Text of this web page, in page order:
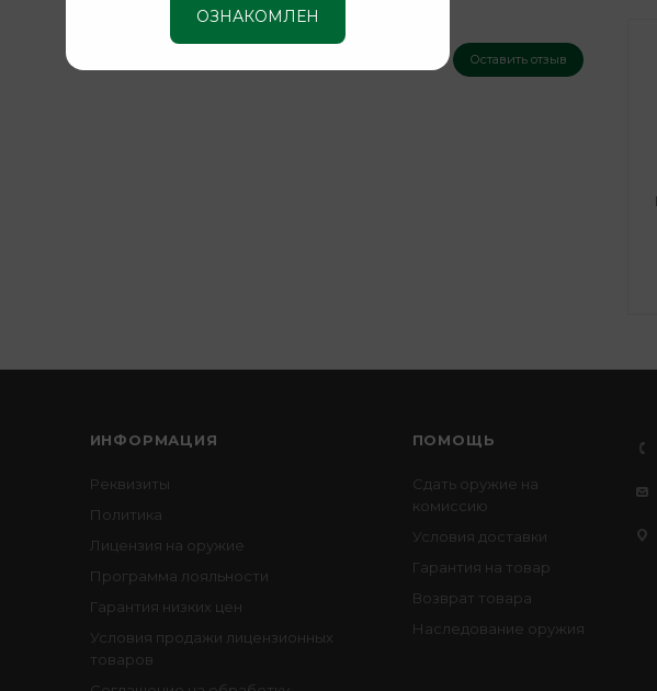
Оставить отзыв
ИНФОРМАЦИЯ
Реквизиты
Политика
Лицензия на оружие
Программа лояльности
Гарантия низких цен
Условия продажи лицензионных
товаров
ПОМОЩЬ
Сдать оружие на
комиссию
Условия доставки
Гарантия на товар
Возврат товара
Наследование оружия
ОЗНАКОМЛЕН